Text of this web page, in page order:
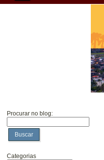
Procurar no blog:
Buscar
Categorias